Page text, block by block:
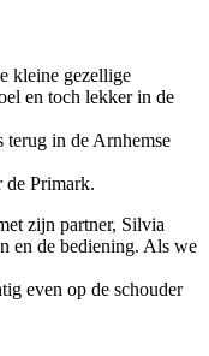
kleine gezellige
en toch lekker in de
terug in de Arnhemse
Primark.
zijn partner, Silvia
en de bediening. Als we
even op de schouder